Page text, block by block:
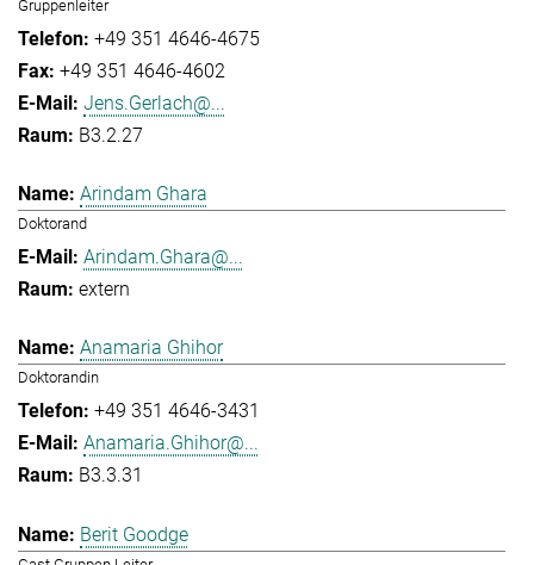
Gruppenleiter
+49 351 4646-4675
+49 351 4646-4602
Jens.Gerlach@...
B3.2.27
Arindam Ghara
Doktorand
Arindam.Ghara@...
extern
Anamaria Ghihor
Doktorandin
+49 351 4646-3431
Anamaria.Ghihor@...
B3.3.31
Berit Goodge